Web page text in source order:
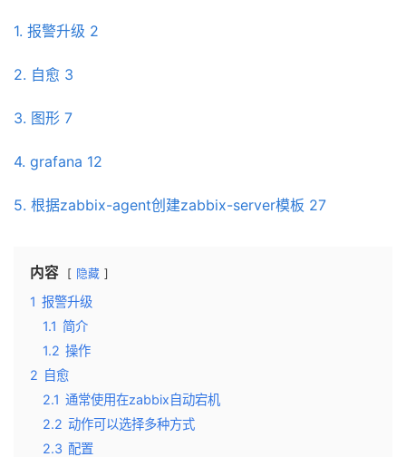
1. 报警升级 2
2. 自愈 3
3. 图形 7
4. grafana 12
5. 根据zabbix-agent创建zabbix-server模板 27
内容 隐藏
1 报警升级
1.1 简介
1.2 操作
2 自愈
2.1 通常使用在zabbix自动宕机
2.2 动作可以选择多种方式
2.3 配置